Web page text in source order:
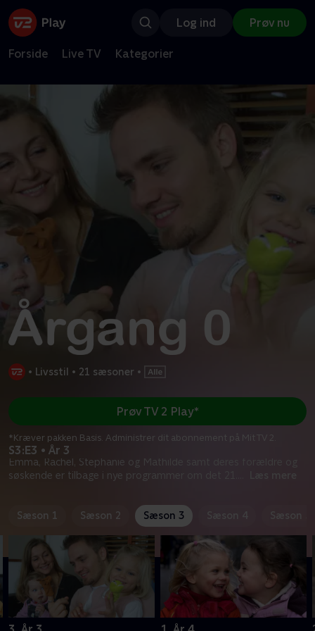
Log ind Prøv nu
Forside Live TV Kategorier
• Livsstil • 21 sæsoner •
S3:E3 • År 3
Emma, Rachel, Stephanie og Mathilde samt deres forældre og
søskende er tilbage i nye programmer om det 21.
Prøv TV 2 Play*
*Kræver pakken Basis. Administrer dit abonnement på Mit TV 2.
Sæson 1 Sæson 2 Sæson 3